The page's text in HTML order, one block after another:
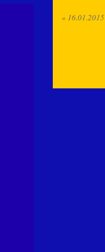
« 16.01.2015